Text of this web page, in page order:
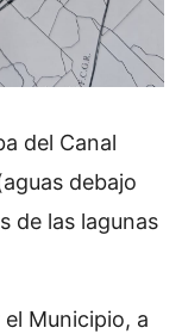
del Canal
debajo
de las lagunas
Municipio, a